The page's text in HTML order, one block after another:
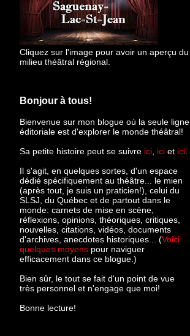
Cliquez sur l'image pour avoir un aperçu du
milieu théâtral régional.
Bonjour à tous!
Bienvenue sur mon blogue où la seule ligne
éditoriale est d'explorer le monde théâtral!
Sa petite histoire peut se suivre ici ici et ici
Il s'agit, en quelques sortes, d'un espace
dédié spécifiquement au théâtre... le mien
(après tout, je suis un praticien!), celui du
SLSJ, du Québec et de partout dans le
monde: carnets de mise en scène,
réflexions, opinions, théoriques, critiques,
nouvelles, citations, vidéos, documents
d'archives, anecdotes historiques... (Voici
quelques moyens pour naviguer
efficacement dans ce blogue.)
Bien sûr, le tout se fait d'un point de vue
très personnel et n'engage que moi!
Bonne lecture!